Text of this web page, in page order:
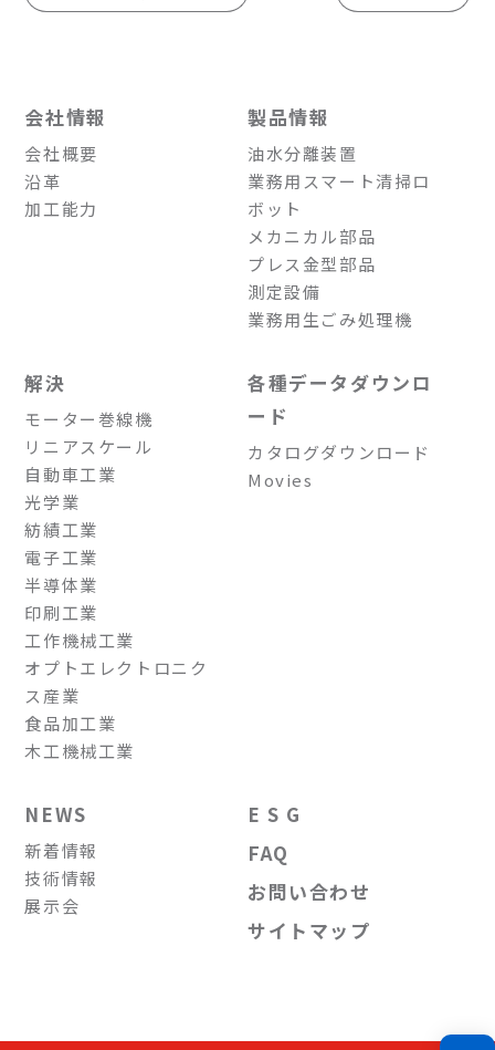
会社情報
会社概要
沿革
加工能力
製品情報
油水分離装置
業務用スマート清掃ロ
ボット
メカニカル部品
プレス金型部品
測定設備
業務用生ごみ処理機
解決
モーター巻線機
リニアスケール
自動車工業
光学業
紡績工業
電子工業
半導体業
印刷工業
工作機械工業
オプトエレクトロニク
ス産業
食品加工業
木工機械工業
各種データダウンロ
ード
カタログダウンロード
Movies
NEWS
新着情報
技術情報
展示会
E S G
FAQ
お問い合わせ
サイトマップ